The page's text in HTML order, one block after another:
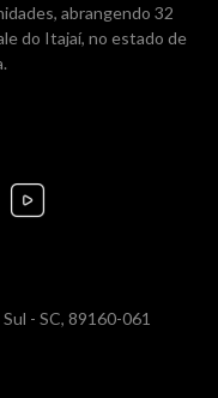
abrangendo 32
do Itajaí, no estado de
- SC, 89160-061